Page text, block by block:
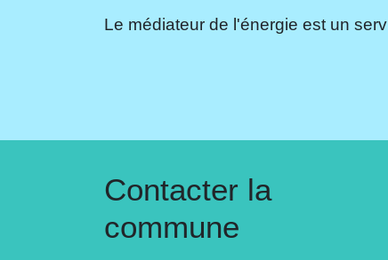
Le médiateur de l'énergie est un
Contacter la
commune